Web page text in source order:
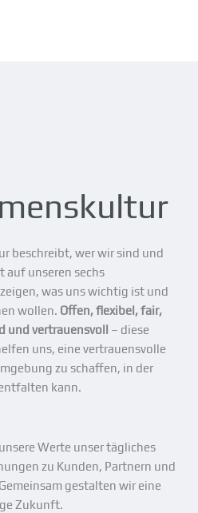
beschreibt, wer wir sind und
auf unseren sechs
was uns wichtig ist und
wollen. Offen, flexibel, fair,
und vertrauensvoll – diese
uns, eine vertrauensvolle
zu schaffen, in der
kann.
Werte unser tägliches
zu Kunden, Partnern und
gestalten wir eine
Zukunft.